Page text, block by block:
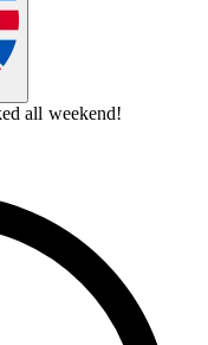
all weekend!